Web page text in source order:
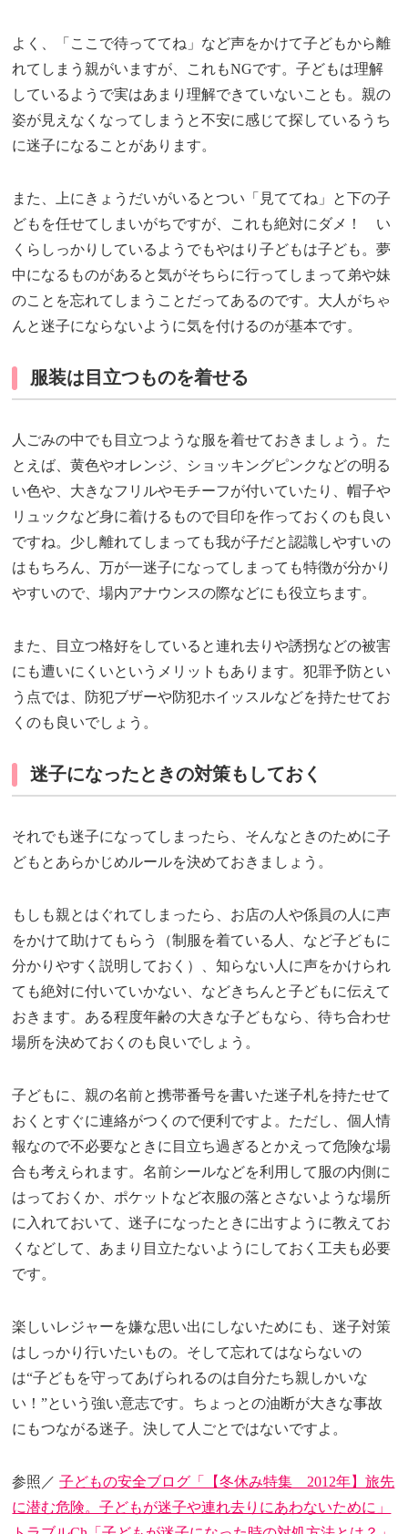
よく、「ここで待っててね」など声をかけて子どもから離
れてしまう親がいますが、これもNGです。子どもは理解
しているようで実はあまり理解できていないことも。親の
姿が見えなくなってしまうと不安に感じて探しているうち
に迷子になることがあります。
また、上にきょうだいがいるとつい「見ててね」と下の子
どもを任せてしまいがちですが、これも絶対にダメ！ い
くらしっかりしているようでもやはり子どもは子ども。夢
中になるものがあると気がそちらに行ってしまって弟や妹
のことを忘れてしまうことだってあるのです。大人がちゃ
んと迷子にならないように気を付けるのが基本です。
服装は目立つものを着せる
人ごみの中でも目立つような服を着せておきましょう。た
とえば、黄色やオレンジ、ショッキングピンクなどの明る
い色や、大きなフリルやモチーフが付いていたり、帽子や
リュックなど身に着けるもので目印を作っておくのも良い
ですね。少し離れてしまっても我が子だと認識しやすいの
はもちろん、万が一迷子になってしまっても特徴が分かり
やすいので、場内アナウンスの際などにも役立ちます。
また、目立つ格好をしていると連れ去りや誘拐などの被害
にも遭いにくいというメリットもあります。犯罪予防とい
う点では、防犯ブザーや防犯ホイッスルなどを持たせてお
くのも良いでしょう。
迷子になったときの対策もしておく
それでも迷子になってしまったら、そんなときのために子
どもとあらかじめルールを決めておきましょう。
もしも親とはぐれてしまったら、お店の人や係員の人に声
をかけて助けてもらう（制服を着ている人、など子どもに
分かりやすく説明しておく）、知らない人に声をかけられ
ても絶対に付いていかない、などきちんと子どもに伝えて
おきます。ある程度年齢の大きな子どもなら、待ち合わせ
場所を決めておくのも良いでしょう。
子どもに、親の名前と携帯番号を書いた迷子札を持たせて
おくとすぐに連絡がつくので便利ですよ。ただし、個人情
報なので不必要なときに目立ち過ぎるとかえって危険な場
合も考えられます。名前シールなどを利用して服の内側に
はっておくか、ポケットなど衣服の落とさないような場所
に入れておいて、迷子になったときに出すように教えてお
くなどして、あまり目立たないようにしておく工夫も必要
です。
楽しいレジャーを嫌な思い出にしないためにも、迷子対策
はしっかり行いたいもの。そして忘れてはならないの
は“子どもを守ってあげられるのは自分たち親しかいな
い！”という強い意志です。ちょっとの油断が大きな事故
にもつながる迷子。決して人ごとではないですよ。
参照／子どもの安全ブログ「【冬休み特集 2012年】旅先
に潜む危険。子どもが迷子や連れ去りにあわないために」